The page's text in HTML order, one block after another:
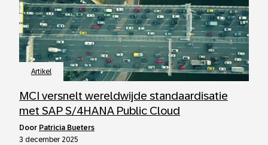
Artikel
MCI versnelt wereldwijde standaardisatie
met SAP S/4HANA Public Cloud
door Patricia Bueters
3 december 2025